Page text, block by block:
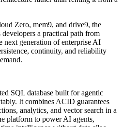
memory, operational data, retrieval
connected as agent
currently solve this with three or four
time to market and creating multiple
position as a foundational
features, the TiDB Agent State
governed, and independent
enterprises the control and
rather than renting it from a